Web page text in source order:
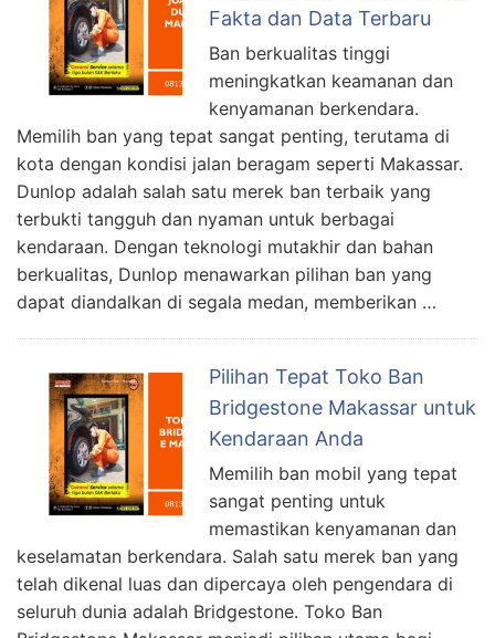
Fakta dan Data Terbaru
Ban berkualitas tinggi
meningkatkan keamanan dan
kenyamanan berkendara.
Memilih ban yang tepat sangat penting, terutama di
kota dengan kondisi jalan beragam seperti Makassar.
Dunlop adalah salah satu merek ban terbaik yang
terbukti tangguh dan nyaman untuk berbagai
kendaraan. Dengan teknologi mutakhir dan bahan
berkualitas, Dunlop menawarkan pilihan ban yang
dapat diandalkan di segala medan, memberikan …
Pilihan Tepat Toko Ban
Bridgestone Makassar untuk
Kendaraan Anda
Memilih ban mobil yang tepat
sangat penting untuk
memastikan kenyamanan dan
keselamatan berkendara. Salah satu merek ban yang
telah dikenal luas dan dipercaya oleh pengendara di
seluruh dunia adalah Bridgestone. Toko Ban